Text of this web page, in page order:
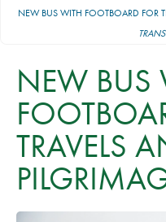
NEW BUS WITH FOOTBOARD FOR
NEW BUS
TRAVELS